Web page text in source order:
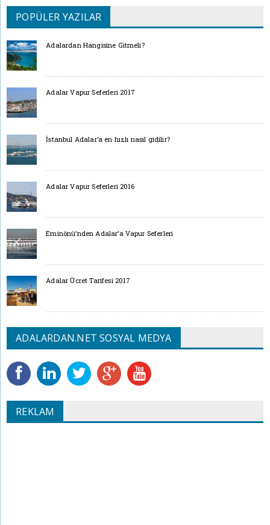
POPÜLER YAZILAR
Adalardan Hangisine Gitmeli?
Adalar Vapur Seferleri 2017
İstanbul Adalar’a en hızlı nasıl gidilir?
Adalar Vapur Seferleri 2016
Eminönü’nden Adalar’a Vapur Seferleri
Adalar Ücret Tarifesi 2017
ADALARDAN.NET SOSYAL MEDYA
REKLAM